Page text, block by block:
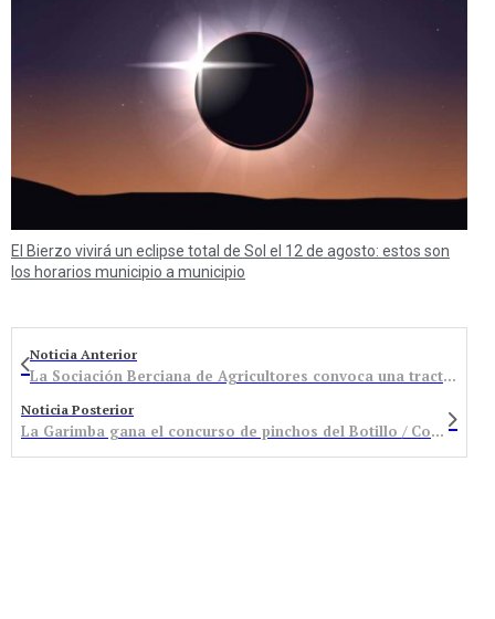
El Bierzo vivirá un eclipse total de Sol el 12 de agosto: estos son
los horarios municipio a municipio
Noticia Anterior
La Sociación Berciana de Agricultores convoca una tractorada
Noticia Posterior
La Garimba gana el concurso de pinchos del Botillo / Conocemos los ganadores y sus creaciones gastronómicas